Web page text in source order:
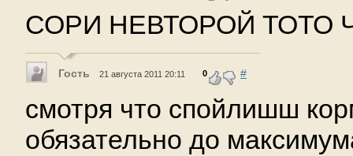
СОРИ НЕВТОРОЙ ТОТО
Гость 21 августа 2011 20:11 0 #
смотря что спойлишш
обязательно до